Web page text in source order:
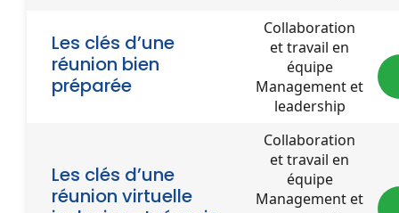
Les clés d’une
réunion bien
préparée
Collaboration
et travail en
équipe
Management et
leadership
Les clés d’une
réunion virtuelle
Collaboration
et travail en
équipe
Management et